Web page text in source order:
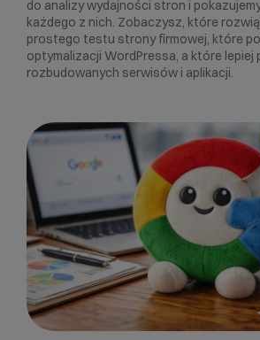
do analizy wydajności stron i
każdego z nich. Zobaczysz, które
prostego testu strony firmowej, które
optymalizacji WordPressa, a które lepiej
rozbudowanych serwisów i aplikacji.